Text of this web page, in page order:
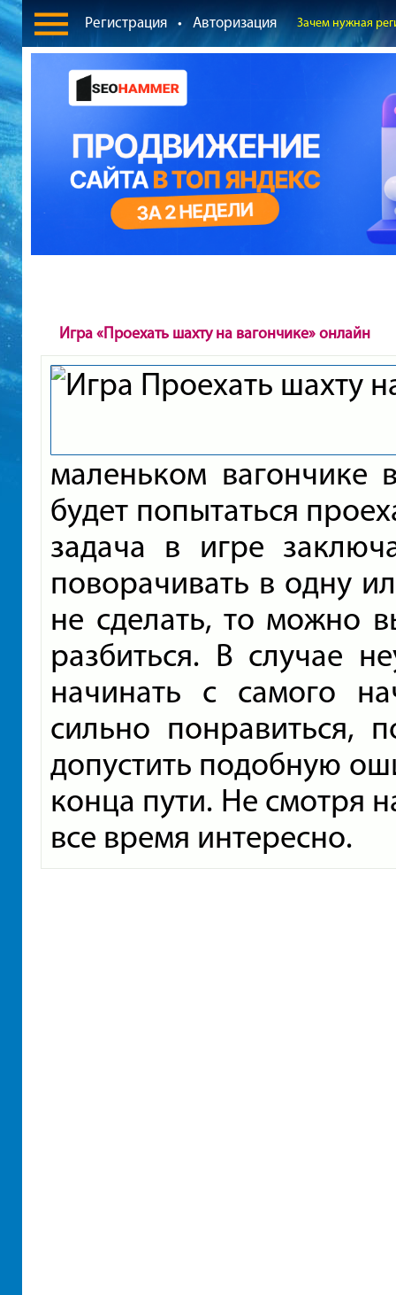
Регистрация • Авторизация Зачем нужная
Игра «Проехать шахту на вагончике» онлайн
маленьком вагончике
будет попытаться
задача в игре
поворачивать в одну
не сделать, то можно
разбиться. В случае
начинать с самого
сильно понравиться,
допустить подобную
конца пути. Не смотря
все время интересно.